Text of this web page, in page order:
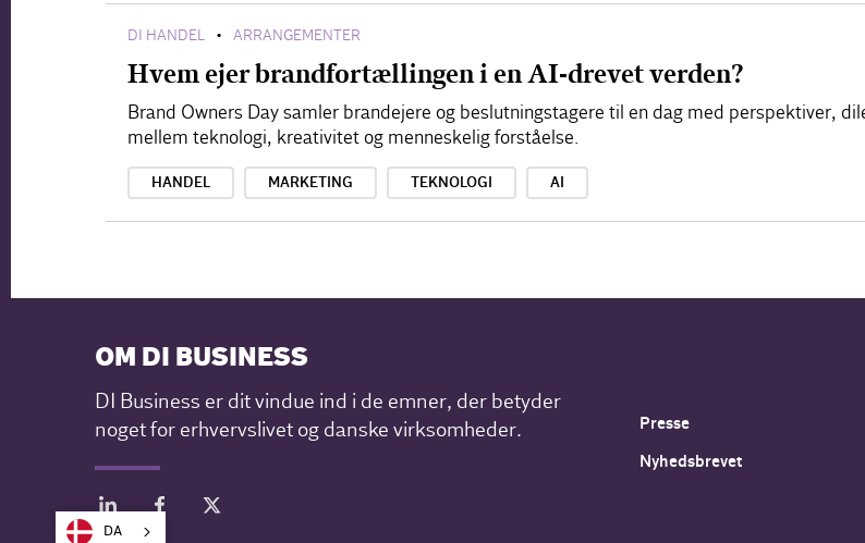
DI HANDEL • ARRANGEMENTER
Hvem ejer brandfortællingen i en AI-drevet verden?
Brand Owners Day samler brandejere og beslutningstagere til en dag med perspektiver,
mellem teknologi, kreativitet og menneskelig forståelse.
HANDEL MARKETING TEKNOLOGI AI
OM DI BUSINESS
DI Business er dit vindue ind i de emner, der betyder
noget for erhvervslivet og danske virksomheder.
Presse
Nyhedsbrevet
DA